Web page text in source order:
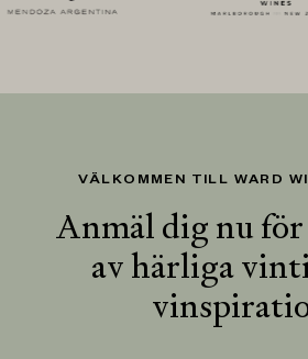
VÄLKOMMEN TILL WARD
Anmäl dig nu
av härliga